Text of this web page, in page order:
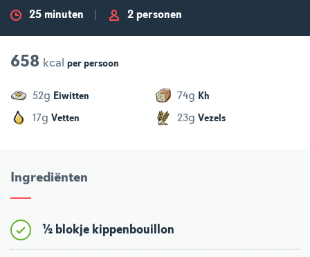
25 minuten 2 personen
658 kcal per persoon
52g Eiwitten 74g Kh
17g Vetten 23g Vezels
Ingrediënten
½ blokje kippenbouillon